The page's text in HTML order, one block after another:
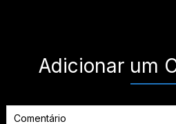
Adicionar um